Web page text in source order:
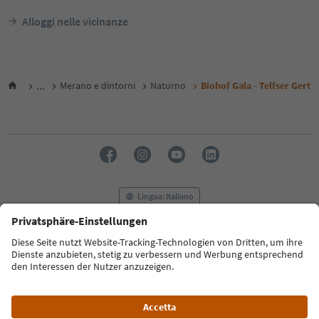
Alloggi nelle vicinanze
... Merano e dintorni Naturno Biohof Gala - Telfser Gert
Lingua: Italiano
FAQ Contatti Press MICE
Privacy Policy
Termini e condizioni
Crediti
Cookie Policy
Alto Adige B2B